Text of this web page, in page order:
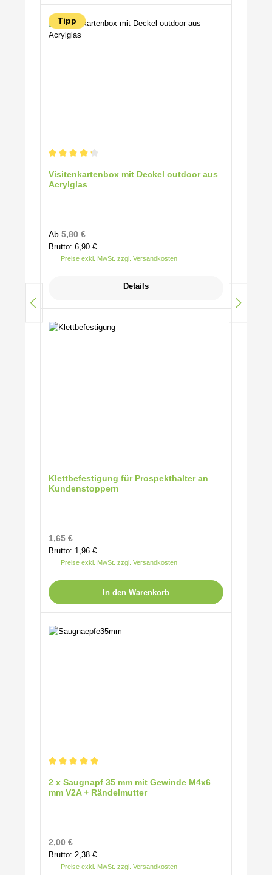
Tipp
Visitenkartenbox mit Deckel outdoor aus
Acrylglas
Regulärer Preis:
Ab 5,80 €
Brutto: 6,90 €
Preise exkl. MwSt. zzgl. Versandkosten
Details
Klettbefestigung für Prospekthalter an
Kundenstoppern
Regulärer Preis:
1,65 €
Brutto: 1,96 €
Preise exkl. MwSt. zzgl. Versandkosten
In den Warenkorb
2 x Saugnapf 35 mm mit Gewinde M4x6
mm V2A + Rändelmutter
Regulärer Preis:
2,00 €
Brutto: 2,38 €
Preise exkl. MwSt. zzgl. Versandkosten